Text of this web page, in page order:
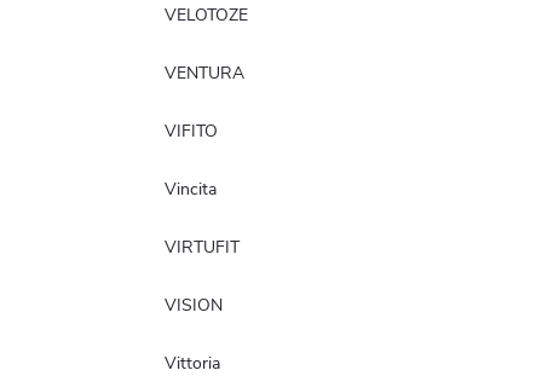
VELOTOZE
VENTURA
VIFITO
Vincita
VIRTUFIT
VISION
Vittoria